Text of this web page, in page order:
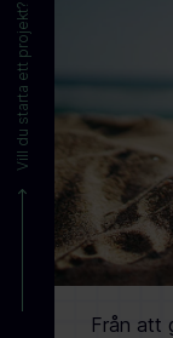
Vill du starta ett projekt?
Från att